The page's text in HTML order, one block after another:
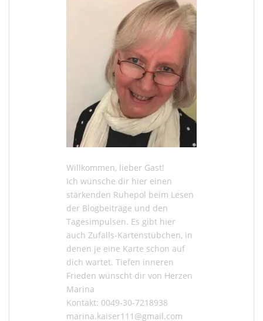
Willkommen, lieber Gast!
Ich wünsche dir hier einen
stärkenden Ruhepol beim Lesen
der Blogbeiträge und den
Tagesimpulsen. Es gibt hier
auch Zufalls-Kartenstübchen, in
denen je eine Karte schon auf
dich wartet. Tiefen inneren
Frieden wünscht dir von Herzen
Marina
Kontakt: 0049-30-7218938
marina.kaiser111@gmail.com